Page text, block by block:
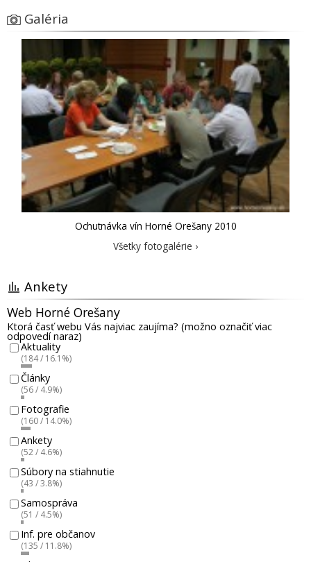
Galéria
Ochutnávka vín Horné Orešany 2010
Všetky fotogalérie ›
Ankety
Web Horné Orešany
Ktorá časť webu Vás najviac zaujíma? (možno označiť viac
odpovedí naraz)
Aktuality
(184 / 16.1%)
Články
(56 / 4.9%)
Fotografie
(160 / 14.0%)
Ankety
(52 / 4.6%)
Súbory na stiahnutie
(43 / 3.8%)
Samospráva
(51 / 4.5%)
Inf. pre občanov
(135 / 11.8%)